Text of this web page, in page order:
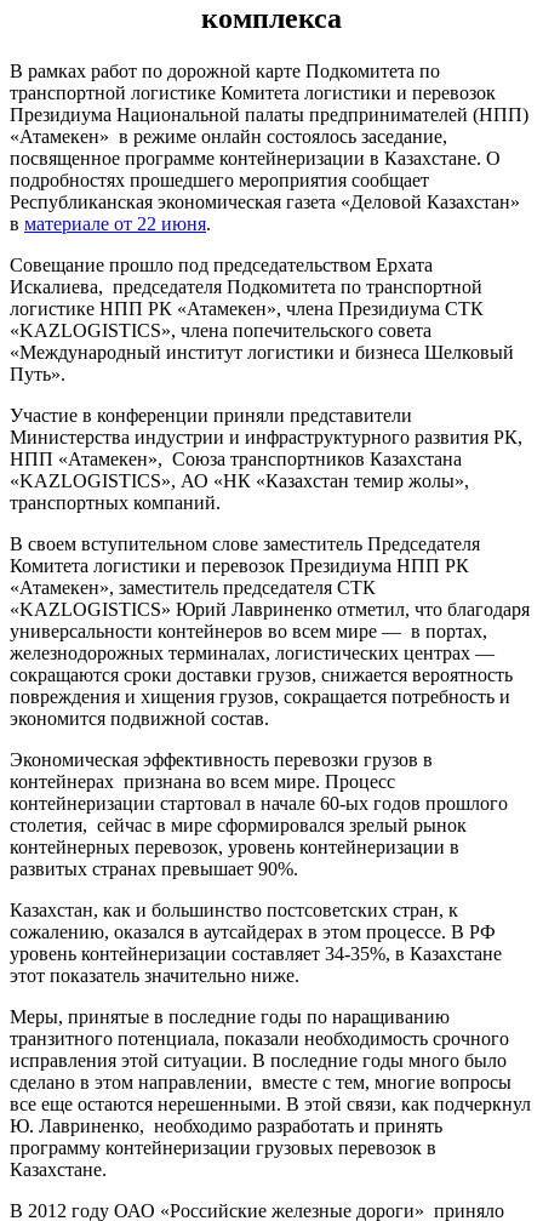
комплекса
В рамках работ по дорожной карте Подкомитета по
транспортной логистике Комитета логистики и перевозок
Президиума Национальной палаты предпринимателей (НПП)
«Атамекен» в режиме онлайн состоялось заседание,
посвященное программе контейнеризации в Казахстане. О
подробностях прошедшего мероприятия сообщает
Республиканская экономическая газета «Деловой Казахстан»
в материале от 22 июня.
Совещание прошло под председательством Ерхата
Искалиева, председателя Подкомитета по транспортной
логистике НПП РК «Атамекен», члена Президиума СТК
«KAZLOGISTICS», члена попечительского совета
«Международный институт логистики и бизнеса Шелковый
Путь».
Участие в конференции приняли представители
Министерства индустрии и инфраструктурного развития РК,
НПП «Атамекен», Союза транспортников Казахстана
«KAZLOGISTICS», АО «НК «Казахстан темир жолы»,
транспортных компаний.
В своем вступительном слове заместитель Председателя
Комитета логистики и перевозок Президиума НПП РК
«Атамекен», заместитель председателя СТК
«KAZLOGISTICS» Юрий Лавриненко отметил, что благодаря
универсальности контейнеров во всем мире — в портах,
железнодорожных терминалах, логистических центрах —
сокращаются сроки доставки грузов, снижается вероятность
повреждения и хищения грузов, сокращается потребность и
экономится подвижной состав.
Экономическая эффективность перевозки грузов в
контейнерах признана во всем мире. Процесс
контейнеризации стартовал в начале 60-ых годов прошлого
столетия, сейчас в мире сформировался зрелый рынок
контейнерных перевозок, уровень контейнеризации в
развитых странах превышает 90%.
Казахстан, как и большинство постсоветских стран, к
сожалению, оказался в аутсайдерах в этом процессе. В РФ
уровень контейнеризации составляет 34-35%, в Казахстане
этот показатель значительно ниже.
Меры, принятые в последние годы по наращиванию
транзитного потенциала, показали необходимость срочного
исправления этой ситуации. В последние годы много было
сделано в этом направлении, вместе с тем, многие вопросы
все еще остаются нерешенными. В этой связи, как подчеркнул
Ю. Лавриненко, необходимо разработать и принять
программу контейнеризации грузовых перевозок в
Казахстане.
В 2012 году ОАО «Российские железные дороги» приняло